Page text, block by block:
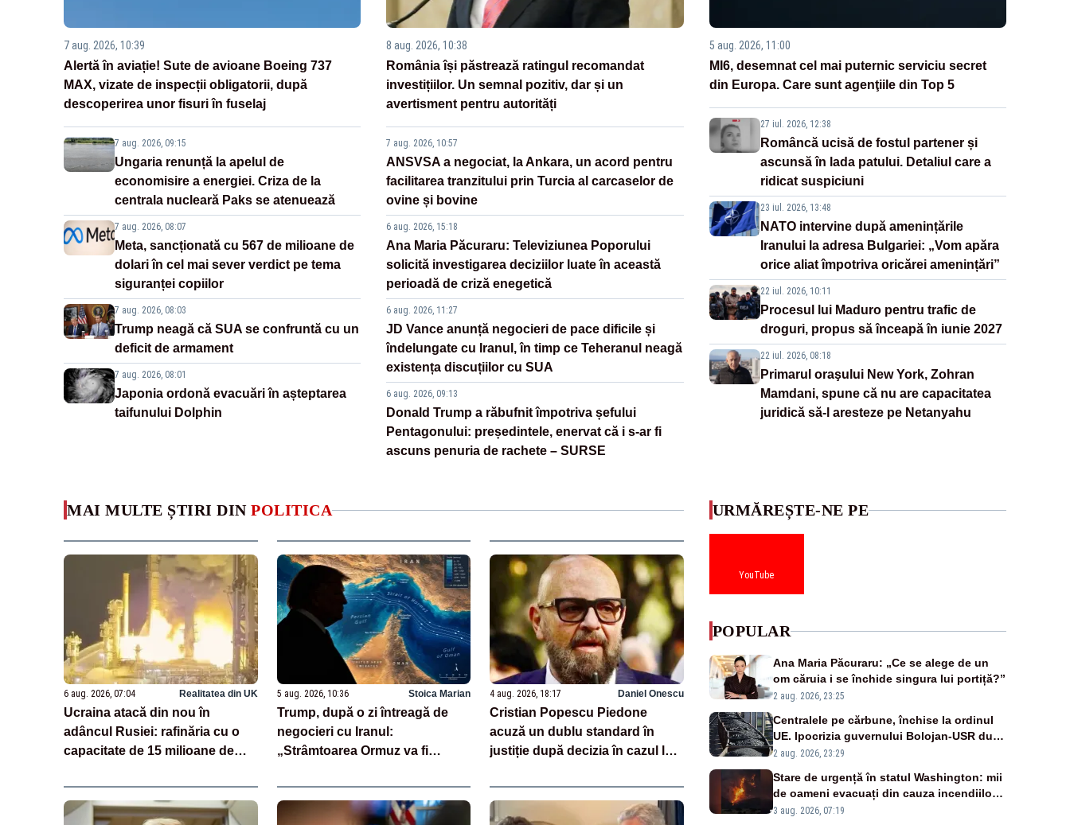
7 aug. 2026, 10:39
Alertă în aviație! Sute de avioane Boeing 737
MAX, vizate de inspecții obligatorii, după
descoperirea unor fisuri în fuselaj
7 aug. 2026, 09:15
Ungaria renunță la apelul de
economisire a energiei. Criza de la
centrala nucleară Paks se atenuează
7 aug. 2026, 08:07
Meta, sancționată cu 567 de milioane de
dolari în cel mai sever verdict pe tema
siguranței copiilor
7 aug. 2026, 08:03
Trump neagă că SUA se confruntă cu un
deficit de armament
7 aug. 2026, 08:01
Japonia ordonă evacuări în așteptarea
taifunului Dolphin
8 aug. 2026, 10:38
România își păstrează ratingul recomandat
investițiilor. Un semnal pozitiv, dar și un
avertisment pentru autorități
7 aug. 2026, 10:57
ANSVSA a negociat, la Ankara, un acord pentru
facilitarea tranzitului prin Turcia al carcaselor de
ovine și bovine
6 aug. 2026, 15:18
Ana Maria Păcuraru: Televiziunea Poporului
solicită investigarea deciziilor luate în această
perioadă de criză enegetică
6 aug. 2026, 11:27
JD Vance anunță negocieri de pace dificile și
îndelungate cu Iranul, în timp ce Teheranul neagă
existența discuțiilor cu SUA
6 aug. 2026, 09:13
Donald Trump a răbufnit împotriva șefului
Pentagonului: președintele, enervat că i s-ar fi
ascuns penuria de rachete – SURSE
5 aug. 2026, 11:00
MI6, desemnat cel mai puternic serviciu secret
din Europa. Care sunt agenţiile din Top 5
27 iul. 2026, 12:38
Româncă ucisă de fostul partener și
ascunsă în lada patului. Detaliul care a
ridicat suspiciuni
23 iul. 2026, 13:48
NATO intervine după amenințările
Iranului la adresa Bulgariei: „Vom apăra
orice aliat împotriva oricărei amenințări”
22 iul. 2026, 10:11
Procesul lui Maduro pentru trafic de
droguri, propus să înceapă în iunie 2027
22 iul. 2026, 08:18
Primarul oraşului New York, Zohran
Mamdani, spune că nu are capacitatea
juridică să-l aresteze pe Netanyahu
MAI MULTE ȘTIRI DIN POLITICA
6 aug. 2026, 07:04 Realitatea din UK
Ucraina atacă din nou în
adâncul Rusiei: rafinăria cu o
capacitate de 15 milioane de
două nopți la rând
5 aug. 2026, 10:36 Stoica Marian
Trump, după o zi întreagă de
negocieri cu Iranul:
„Strâmtoarea Ormuz va fi
4 aug. 2026, 18:17 Daniel Onescu
Cristian Popescu Piedone
acuză un dublu standard în
justiție după decizia în cazul lui
ani interdicție, pentru el o
reducere de 10%”
URMĂREȘTE-NE PE
YouTube
POPULAR
Ana Maria Păcuraru: „Ce se alege de un
om căruia i se închide singura lui portiță?”
2 aug. 2026, 23:25
Centralele pe cărbune, închise la ordinul
UE. Ipocrizia guvernului Bolojan-USR după
starea de alertă
2 aug. 2026, 23:29
Stare de urgență în statul Washington: mii
de oameni evacuați din cauza incendiilor
puternice de vegetație
3 aug. 2026, 07:19